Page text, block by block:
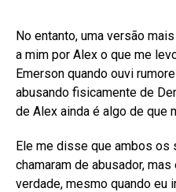
No entanto, uma versão
a mim por Alex o que me
Emerson quando ouvi
abusando fisicamente de
de Alex ainda é algo de que
Ele me disse que ambos os
chamaram de abusador,
verdade, mesmo quando